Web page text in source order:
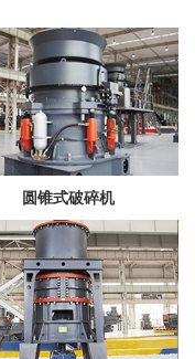
圆锥式破碎机